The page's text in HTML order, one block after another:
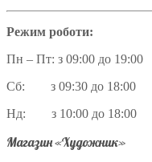
Режим роботи:
Пн – Пт: з 09:00 до 19:00
Сб: з 09:30 до 18:00
Нд: з 10:00 до 18:00
Магазин «Художник»